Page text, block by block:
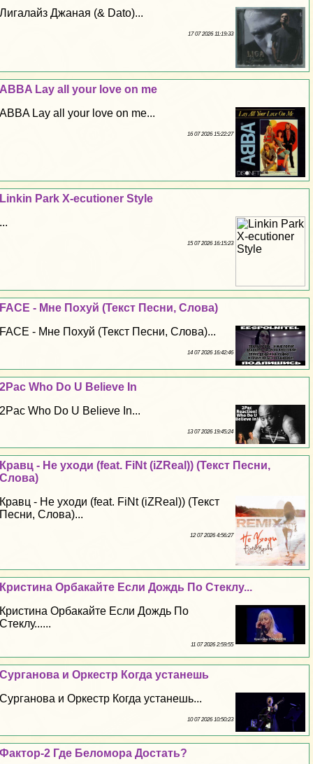
Лигалайз Джаная (& Dato)...
17 07 2026 11:19:33
ABBA Lay all your love on me
ABBA Lay all your love on me...
16 07 2026 15:22:27
Linkin Park X-ecutioner Style
...
15 07 2026 16:15:23
FACE - Мне Поxyй (Текст Песни, Слова)
FACE - Мне Поxyй (Текст Песни, Слова)...
14 07 2026 16:42:46
2Pac Who Do U Believe In
2Pac Who Do U Believe In...
13 07 2026 19:45:24
Кравц - Не уходи (feat. FiNt (iZReal)) (Текст Песни,
Слова)
Кравц - Не уходи (feat. FiNt (iZReal)) (Текст
Песни, Слова)...
12 07 2026 4:56:27
Кристина Орбакайте Если Дождь По Стеклу...
Кристина Орбакайте Если Дождь По
Стеклу......
11 07 2026 2:59:55
Сурганова и Оркестр Когда устанешь
Сурганова и Оркестр Когда устанешь...
10 07 2026 10:50:23
Фактор-2 Где Беломора Достать?